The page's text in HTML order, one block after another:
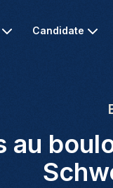
Candidate
au